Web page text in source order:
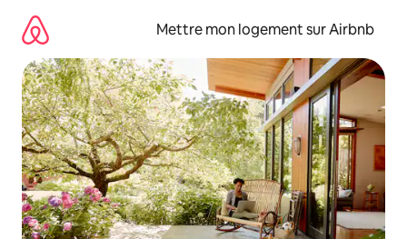
directement
contenu
Mettre mon logement sur Airbnb